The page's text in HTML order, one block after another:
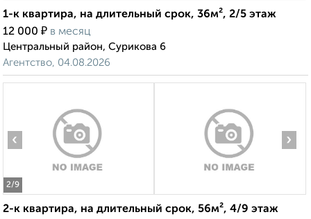
1-к квартира, на длительный срок, 36м², 2/5 этаж
12 000 ₽ в месяц
Центральный район, Сурикова 6
Агентство, 04.08.2026
2/9
‹ ›
2-к квартира, на длительный срок, 56м², 4/9 этаж